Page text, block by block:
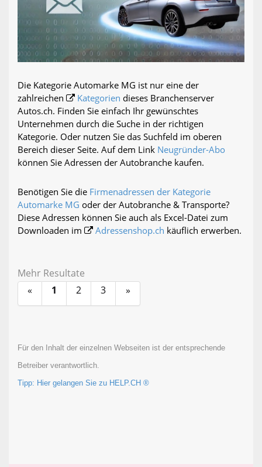
Die Kategorie Automarke MG ist nur eine der
zahlreichen
Kategorien dieses Branchenserver
Autos.ch. Finden Sie einfach Ihr gewünschtes
Unternehmen durch die Suche in der richtigen
Kategorie. Oder nutzen Sie das Suchfeld im oberen
Bereich dieser Seite. Auf dem Link Neugründer-Abo
können Sie Adressen der Autobranche kaufen.
Benötigen Sie die Firmenadressen der Kategorie
Automarke MG oder der Autobranche & Transporte?
Diese Adressen können Sie auch als Excel-Datei zum
Downloaden im
Adressenshop.ch käuflich erwerben.
Mehr Resultate
«
1 2 3 »
Für den Inhalt der einzelnen Webseiten ist der entsprechende
Betreiber verantwortlich.
Tipp: Hier gelangen Sie zu HELP.CH ®